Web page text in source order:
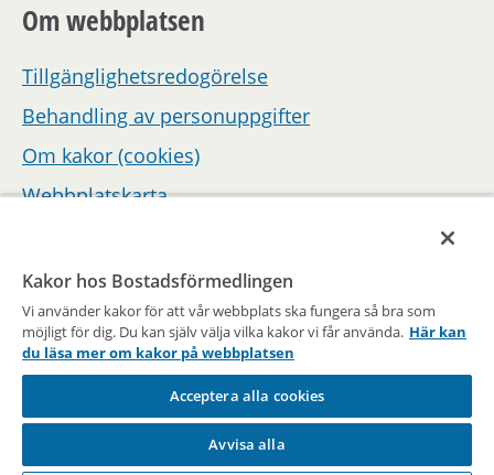
Om webbplatsen
Tillgänglighetsredogörelse
Behandling av personuppgifter
Om kakor (cookies)
Webbplatskarta
En del av Stockholms stad
Kakor hos Bostadsförmedlingen
Vi använder kakor för att vår webbplats ska fungera så bra som
möjligt för dig. Du kan själv välja vilka kakor vi får använda. Här kan
du läsa mer om kakor på webbplatsen
Acceptera alla cookies
Avvisa alla